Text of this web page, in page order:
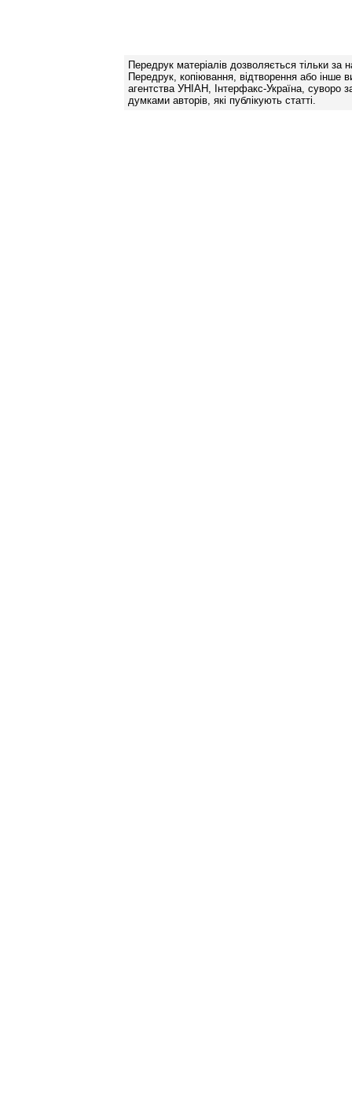
Передрук матеріалів дозволяється тільки за
Передрук, копіювання, відтворення або інше
агентства УНІАН, Інтерфакс-Україна, суворо
думками авторів, які публікують статті.